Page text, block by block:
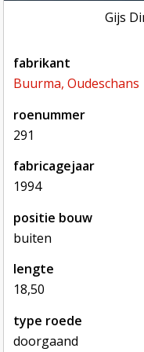
Gijs
fabrikant
Buurma, Oudeschans
roenummer
291
fabricagejaar
1994
positie bouw
buiten
lengte
18,50
type roede
doorgaand